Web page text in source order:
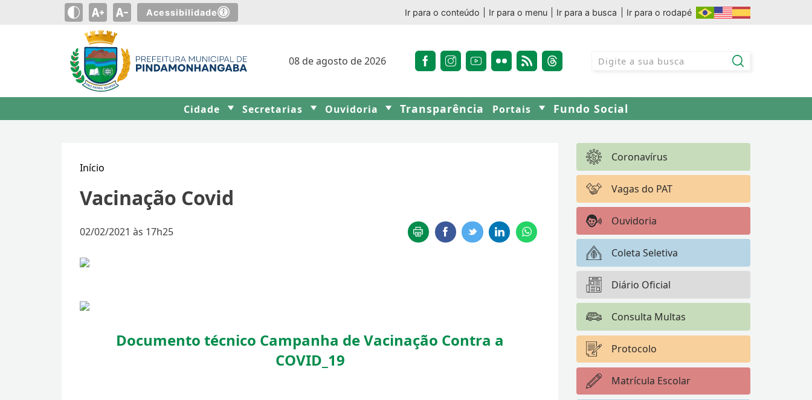
Acessibilidade Ir para o conteúdo Ir para o menu Ir para a busca Ir para o rodapé
08 de agosto de 2026
Cidade Secretarias Ouvidoria Transparência Portais Fundo Social
Início
Vacinação Covid
02/02/2021 às 17h25
Documento técnico Campanha de Vacinação Contra a
COVID_19
Coronavírus
Vagas do PAT
Ouvidoria
Coleta Seletiva
Diário Oficial
Consulta Multas
Protocolo
Matrícula Escolar